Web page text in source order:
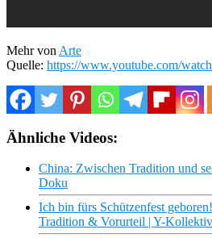
Mehr von Arte
Quelle: https://www.youtube.com/
Ähnliche Videos:
China: Zwischen Tradition und
Doku
Ich bin fürs Schützenfest
Tradition & Vorurteil | Y-Kollektiv